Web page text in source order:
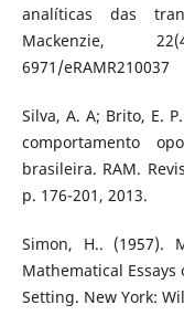
analíticas das
Mackenzie,
6971/eRAMR210037
Silva, A. A; Brito, E.
comportamento
brasileira. RAM.
p. 176-201, 2013.
Simon, H.. (1957).
Mathematical
Setting. New York: